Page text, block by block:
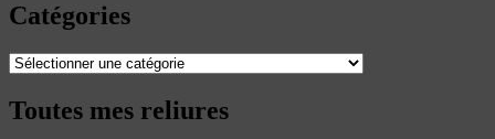
Catégories
Catégories
Toutes mes reliures